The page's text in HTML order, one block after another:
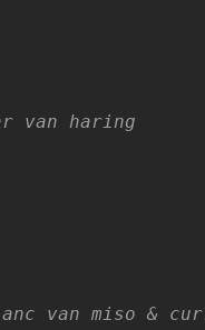
van haring
van miso &